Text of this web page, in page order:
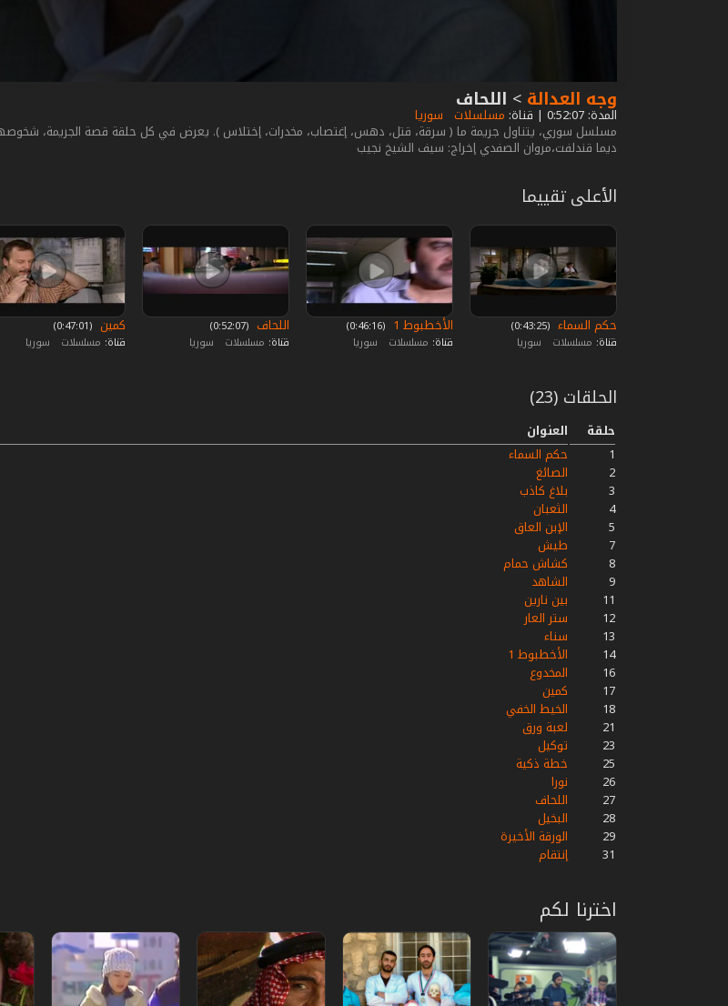
وجه العدالة > اللحاف
المدة: 0:52:07 | قناة: مسلسلات سوريا
مسلسل سوري، يتناول جريمة ما ( سرقة، قتل، دهس، إغتصاب، مخدرات، إختلاس ). يعرض في كل حلقة قصة الجريمة،
ديما قندلفت،مروان الصفدي إخراج: سيف الشيخ نجيب
الأعلى تقييما
حكم السماء ‏ (0:43:25)
قناة: مسلسلات سوريا
الأخطبوط 1
‏ (0:46:16)
قناة: مسلسلات سوريا
اللحاف ‏ (0:52:07)
قناة: مسلسلات سوريا
كمين ‏ (0:47:01)
قناة: مسلسلات سوريا
الحلقات (23)
حلقة العنوان
1
حكم السماء
2
الصائغ
3
بلاغ كاذب
4
الثعبان
5
الإبن العاق
7
طيش
8
كشاش حمام
9
الشاهد
11
بين نارين
12
ستر العار
13
سناء
14
الأخطبوط 1
16
المخدوع
17
كمين
18
الخيط الخفي
21
لعبة ورق
23
توكيل
25
خطة ذكية
26
نورا
27
اللحاف
28
البخيل
29
الورقة الأخيرة
31
إنتقام
اخترنا لكم